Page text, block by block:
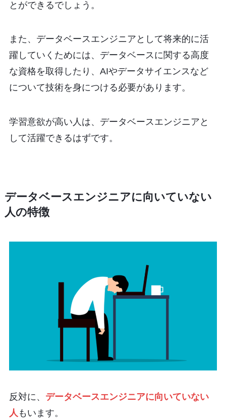
とができるでしょう。
また、データベースエンジニアとして将来的に活
躍していくためには、データベースに関する高度
な資格を取得したり、AIやデータサイエンスなど
について技術を身につける必要があります。
学習意欲が高い人は、データベースエンジニアと
して活躍できるはずです。
データベースエンジニアに向いていない
人の特徴
反対に、 データベースエンジニアに向いていない
人 もいます。